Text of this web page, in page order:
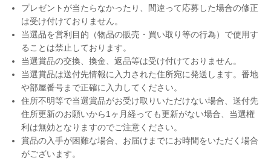
プレゼントが当たらなかったり、間違って応募した場合の修正
は受け付けておりません。
当選品を営利目的（物品の販売・買い取り等の行為）で使用す
ることは禁止しております。
当選賞品の交換、換金、返品等は受け付けておりません。
当選賞品は送付先情報に入力された住所宛に発送します。番地
や部屋番号まで正確に入力してください。
住所不明等で当選賞品がお受け取りいただけない場合、送付先
住所更新のお願いから1ヶ月経っても更新がない場合、当選権
利は無効となりますのでご注意ください。
賞品の入手が困難な場合、お届けまでにお時間をいただく場合
がございます。